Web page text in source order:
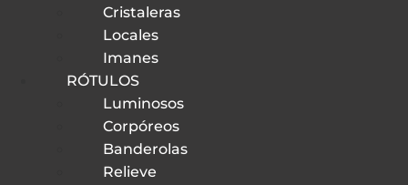
Cristaleras
Locales
Imanes
RÓTULOS
Luminosos
Corpóreos
Banderolas
Relieve